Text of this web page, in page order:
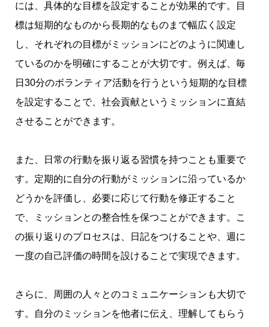
には、具体的な目標を設定することが効果的です。目
標は短期的なものから長期的なものまで幅広く設定
し、それぞれの目標がミッションにどのように関連し
ているのかを明確にすることが大切です。例えば、毎
日30分のボランティア活動を行うという短期的な目標
を設定することで、社会貢献というミッションに直結
させることができます。
また、日常の行動を振り返る習慣を持つことも重要で
す。定期的に自分の行動がミッションに沿っているか
どうかを評価し、必要に応じて行動を修正すること
で、ミッションとの整合性を保つことができます。こ
の振り返りのプロセスは、日記をつけることや、週に
一度の自己評価の時間を設けることで実現できます。
さらに、周囲の人々とのコミュニケーションも大切で
す。自分のミッションを他者に伝え、理解してもらう